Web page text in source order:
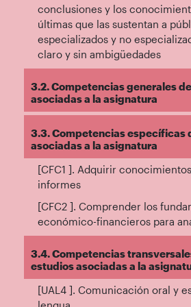
conclusiones y los
últimas que las sustentan a
especializados y no
claro y sin ambigüedades
3.2. Competencias generales
asociadas a la asignatura
3.3. Competencias específicas
asociadas a la asignatura
[CFC1 ]. Adquirir
informes
[CFC2 ]. Comprender los
económico-financieros para
3.4. Competencias
estudios asociadas a la
[UAL4 ]. Comunicación oral y